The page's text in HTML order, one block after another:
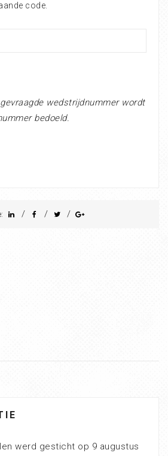
code.
wedstrijdnummer wordt
bedoeld.
/ / /
werd gesticht op 9 augustus